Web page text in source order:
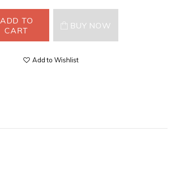
ADD TO
CART
BUY NOW
Add to Wishlist